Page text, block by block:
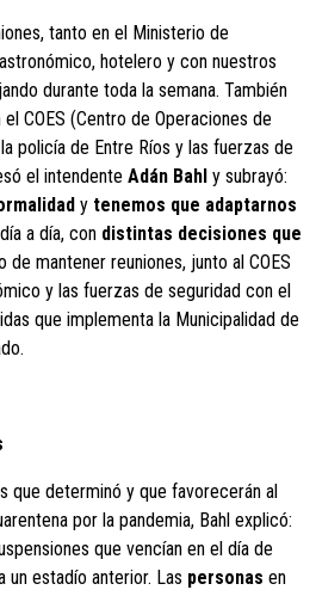
tanto en el Ministerio de
hotelero y con nuestros
durante toda la semana. También
COES (Centro de Operaciones de
policía de Entre Ríos y las fuerzas de
el intendente Adán Bahl y subrayó:
y tenemos que adaptarnos
a día, con distintas decisiones que
de mantener reuniones, junto al COES
y las fuerzas de seguridad con el
que implementa la Municipalidad de
que determinó y que favorecerán al
por la pandemia, Bahl explicó:
que vencían en el día de
estadío anterior. Las personas en